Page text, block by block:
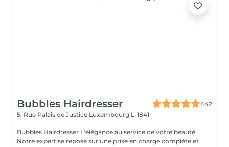
Bubbles Hairdresser
442
5, Rue Palais de Justice Luxembourg L-1841
Bubbles Hairdresser L'élégance au service de votre beauté
Notre expertise repose sur une prise en charge complète et